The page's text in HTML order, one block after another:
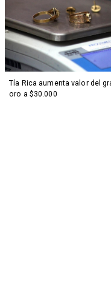
Tía Rica aumenta valor del
oro a $30.000